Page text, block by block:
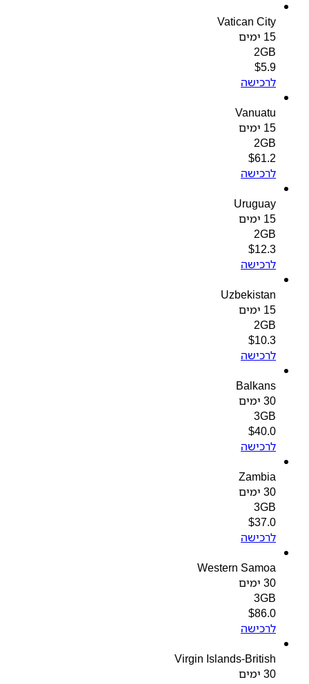
Vatican City
2GB
$
לרכישה
Vanuatu
2GB
$61.2
לרכישה
Uruguay
2GB
$12.3
לרכישה
Uzbekistan
2GB
$10.3
לרכישה
Balkans
3GB
$40.0
לרכישה
Zambia
3GB
$37.0
לרכישה
Western Samoa
3GB
$86.0
לרכישה
Virgin Islands-British